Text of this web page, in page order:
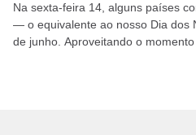
Na sexta-feira 14, alguns países
— o equivalente ao nosso Dia dos
de junho. Aproveitando o